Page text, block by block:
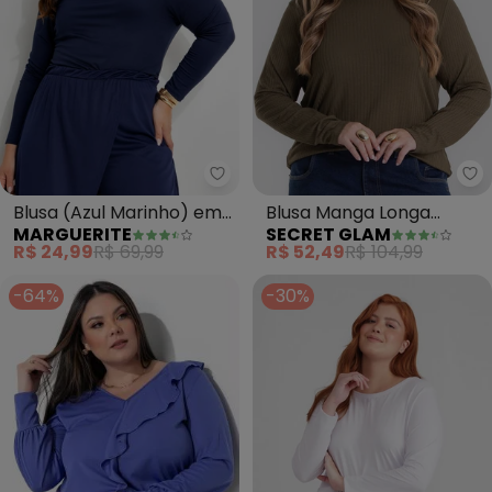
Marguerite - Blusa (Azul
Blusa (Azul Marinho) em
Malha Suede
MARGUERITE
R$ 24,99R$ 69,99
Blusa Manga Longa
Ribana (Verde Escuro)
SECRET GLAM
R$ 52,49R$ 104,99
-64%
-30%